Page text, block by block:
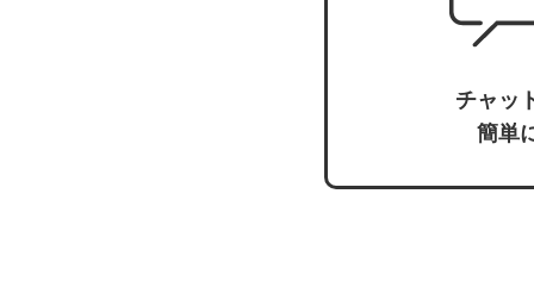
チャッ
簡単